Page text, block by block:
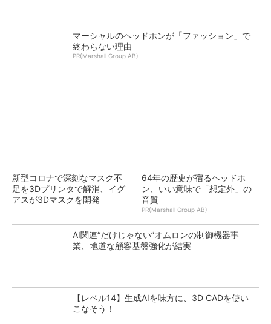
マーシャルのヘッドホンが「ファッション」で
終わらない理由
PR(Marshall Group AB)
新型コロナで深刻なマスク不
足を3Dプリンタで解消、イグ
アスが3Dマスクを開発
64年の歴史が宿るヘッドホ
ン、いい意味で「想定外」の
音質
PR(Marshall Group AB)
AI関連“だけじゃない”オムロンの制御機器事
業、地道な顧客基盤強化が結実
【レベル14】生成AIを味方に、3D CADを使い
こなそう！